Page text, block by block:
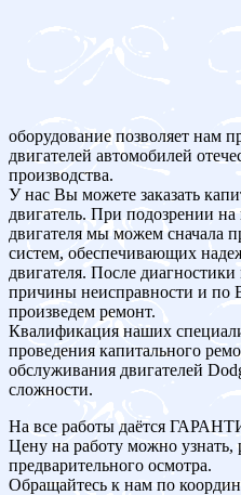
оборудование позволяет нам
двигателей автомобилей
производства.
У нас Вы можете заказать
двигатель. При подозрении
двигателя мы можем сначала
систем, обеспечивающих
двигателя. После
причины неисправности и по
произведем ремонт.
Квалификация наших
проведения капитального
обслуживания двигателей
сложности.
На все работы даётся
Цену на работу можно узнать,
предварительного осмотра.
Обращайтесь к нам по